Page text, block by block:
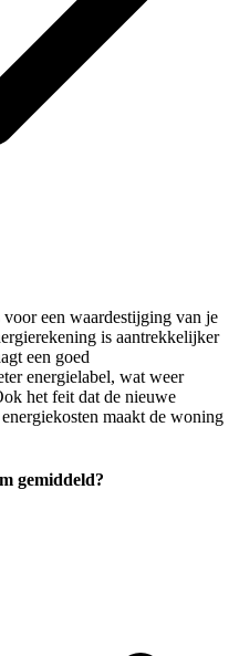
voor een waardestijging van je
is aantrekkelijker
een goed
energielabel, wat weer
het feit dat de nieuwe
maakt de woning
gemiddeld?